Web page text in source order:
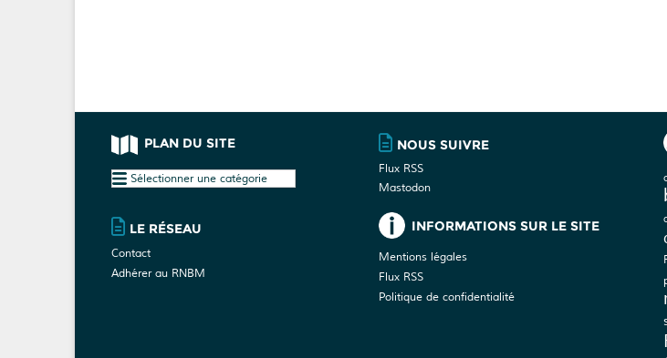
PLAN DU SITE
Plan
site
LE RÉSEAU
Contact
Adhérer au RNBM
NOUS SUIVRE
Flux RSS
Mastodon
INFORMATIONS SUR LE SITE
Mentions légales
Flux RSS
Politique de confidentialité